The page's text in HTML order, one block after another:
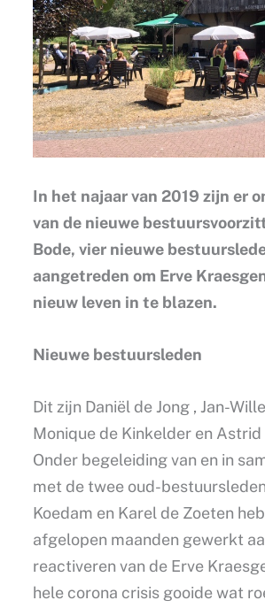
In het najaar van 2019 zijn er
van de nieuwe
Bode, vier nieuwe
aangetreden om Erve
nieuw leven in te blazen.
Nieuwe bestuursleden
Dit zijn Daniël de Jong , Jan-
Monique de Kinkelder en Astrid
Onder begeleiding van en in
met de twee oud-
Koedam en Karel de Zoeten
afgelopen maanden gewerkt
reactiveren van de Erve
hele corona crisis gooide wat